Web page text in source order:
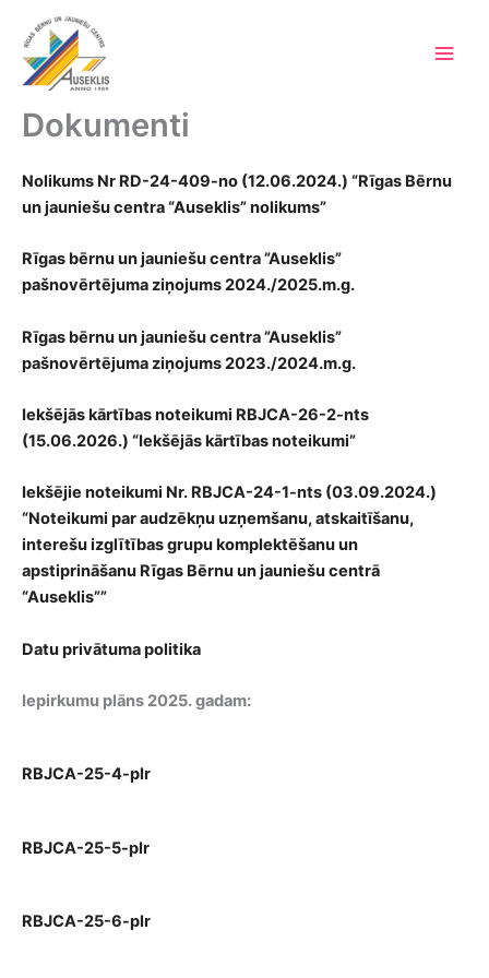
content
Dokumenti
Nolikums Nr RD-24-409-no (12.06.2024.) “Rīgas Bērnu
un jauniešu centra “Auseklis” nolikums”
Rīgas bērnu un jauniešu centra ”Auseklis”
pašnovērtējuma ziņojums 2024./2025.m.g.
Rīgas bērnu un jauniešu centra ”Auseklis”
pašnovērtējuma ziņojums 2023./2024.m.g.
Iekšējās kārtības noteikumi RBJCA-26-2-nts
(15.06.2026.) “Iekšējās kārtības noteikumi”
Iekšējie noteikumi Nr. RBJCA-24-1-nts (03.09.2024.)
“Noteikumi par audzēkņu uzņemšanu, atskaitīšanu,
interešu izglītības grupu komplektēšanu un
apstiprināšanu Rīgas Bērnu un jauniešu centrā
“Auseklis””
Datu privātuma politika
Iepirkumu plāns 2025. gadam:
RBJCA-25-4-plr
RBJCA-25-5-plr
RBJCA-25-6-plr